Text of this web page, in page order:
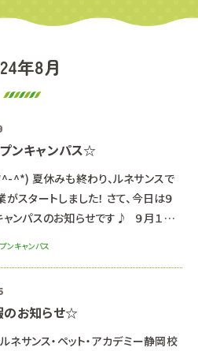
年8月
ンキャンパス☆
^*) 夏休みも終わり、ルネサンスで
スタートしました！ さて、今日は９
ャンパスのお知らせです♪ ９月１４
薦・一般入試に備えよう！◎ ▼動物
ちゃんを癒そう♡ドッグマッサージ
ってみよう！ ▼ペット
ンキャンパス
お知らせ☆
ネサンス・ペット・アカデミー静岡校